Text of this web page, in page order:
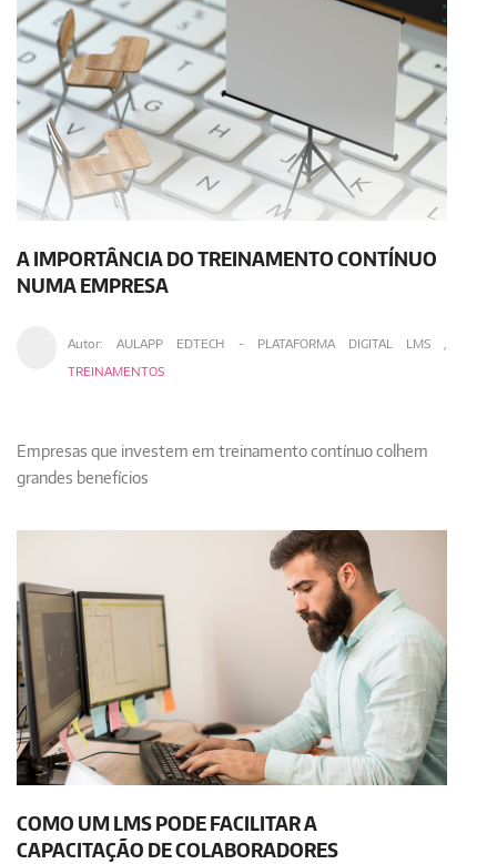
A IMPORTÂNCIA DO TREINAMENTO CONTÍNUO
NUMA EMPRESA
Autor:AULAPP EDTECH - PLATAFORMA DIGITAL LMS,
TREINAMENTOS
Empresas que investem em treinamento contínuo colhem
grandes benefícios
COMO UM LMS PODE FACILITAR A
CAPACITAÇÃO DE COLABORADORES